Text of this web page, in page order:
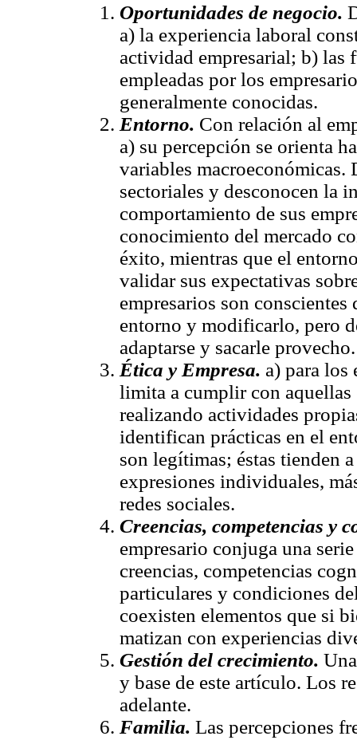
Oportunidades de negocio.
a) la experiencia laboral
actividad empresarial; b) las
empleadas por los
generalmente conocidas.
Entorno. Con relación al
a) su percepción se orienta
variables
sectoriales y desconocen la
comportamiento de sus
conocimiento del mercado
éxito, mientras que el
validar sus expectativas
empresarios son conscientes
entorno y modificarlo, pero
adaptarse y sacarle provecho.
Ética y Empresa. a) para los
limita a cumplir con
realizando actividades
identifican prácticas en el
son legítimas; éstas tienden
expresiones individuales,
redes sociales.
Creencias, competencias y
empresario conjuga una
creencias, competencias
particulares y condiciones
coexisten elementos que si
matizan con experiencias
Gestión del crecimiento.
y base de este artículo. Los
adelante.
Familia. Las percepciones